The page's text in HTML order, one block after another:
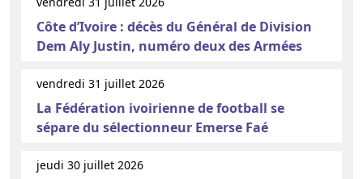
Côte d’Ivoire : décès du Général de Division
Dem Aly Justin, numéro deux des Armées
vendredi 31 juillet 2026
La Fédération ivoirienne de football se
sépare du sélectionneur Emerse Faé
jeudi 30 juillet 2026